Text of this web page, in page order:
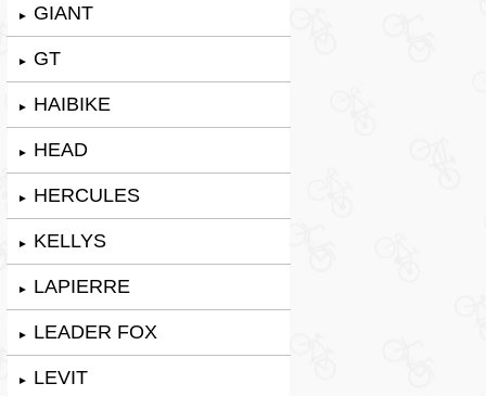
► GIANT
► GT
► HAIBIKE
► HEAD
► HERCULES
► KELLYS
► LAPIERRE
► LEADER FOX
► LEVIT